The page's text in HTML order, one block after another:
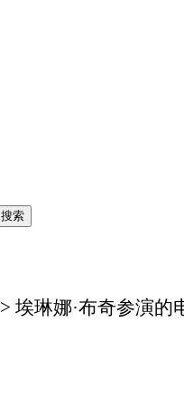
> 埃琳娜·布奇参演的